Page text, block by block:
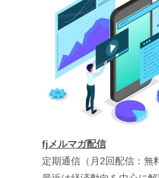
fjメルマガ配信
定期通信（月2回配信：無